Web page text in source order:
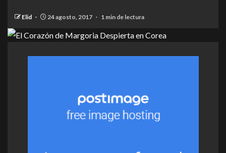
Elid 24 agosto, 2017 1 min de lectura